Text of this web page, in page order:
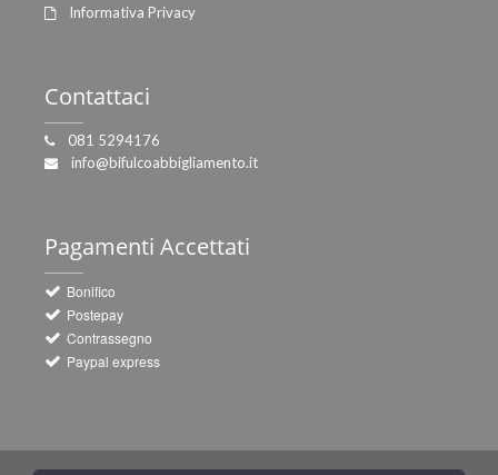
Informativa Privacy
Contattaci
081 5294176
info@bifulcoabbigliamento.it
Pagamenti Accettati
Bonifico
Postepay
Contrassegno
Paypal express